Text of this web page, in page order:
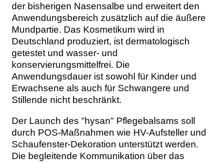
der bisherigen Nasensalbe und erweitert den
Anwendungsbereich zusätzlich auf die äußere
Mundpartie. Das Kosmetikum wird in
Deutschland produziert, ist dermatologisch
getestet und wasser- und
konservierungsmittelfrei. Die
Anwendungsdauer ist sowohl für Kinder und
Erwachsene als auch für Schwangere und
Stillende nicht beschränkt.
Der Launch des "hysan" Pflegebalsams soll
durch POS-Maßnahmen wie HV-Aufsteller und
Schaufenster-Dekoration unterstützt werden.
Die begleitende Kommunikation über das